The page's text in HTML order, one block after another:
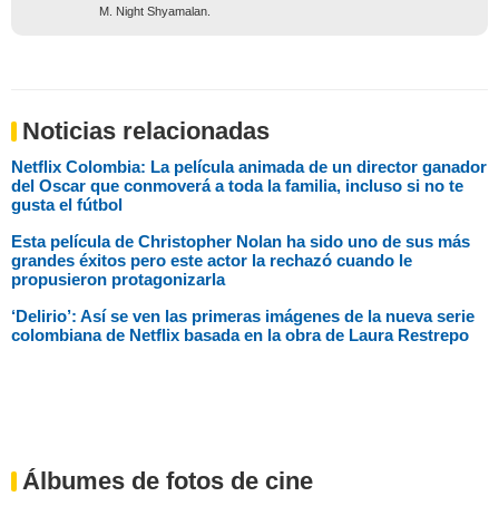
M. Night Shyamalan.
Noticias relacionadas
Netflix Colombia: La película animada de un director ganador
del Oscar que conmoverá a toda la familia, incluso si no te
gusta el fútbol
Esta película de Christopher Nolan ha sido uno de sus más
grandes éxitos pero este actor la rechazó cuando le
propusieron protagonizarla
‘Delirio’: Así se ven las primeras imágenes de la nueva serie
colombiana de Netflix basada en la obra de Laura Restrepo
Álbumes de fotos de cine